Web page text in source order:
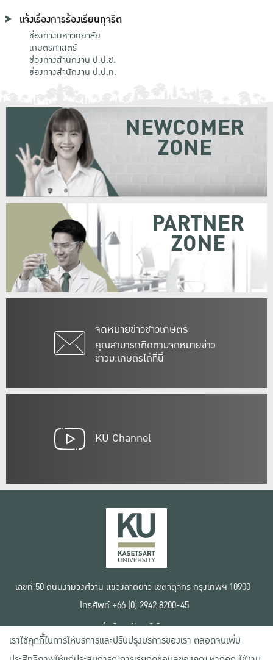
แจ้งเรื่องการร้องเรียนทุจริต
ช่องทางมหาวิทยาลัย
เกษตรศาสตร์
ช่องทางสำนักงาน ป.ป.ช.
ช่องทางสำนักงาน ป.ป.ท.
จดหมายข่าวชาวเกษตร
คุณสามารถติดตามจดหมายข่าว
ชาวม.เกษตรได้ที่นี่
NEWCOMER
ZONE
PARTNER
ZONE
KU Channel
เลขที่ 50 ถนนงามวงศ์วาน แขวงลาดยาว เขตจตุจักร กรุงเทพฯ 10900
โทรศัพท์ +66 (0) 2942 8200-45
เงื่อนไขการใช้งานเว็บไซต์
ข้อตกลงด้านสิทธิ์ใช้งาน
นโยบายความเป็นส่วนตัว
เราใช้คุกกี้ในการให้บริการและปรับปรุงบริการของเรา ตลอดจนเพิ่ม